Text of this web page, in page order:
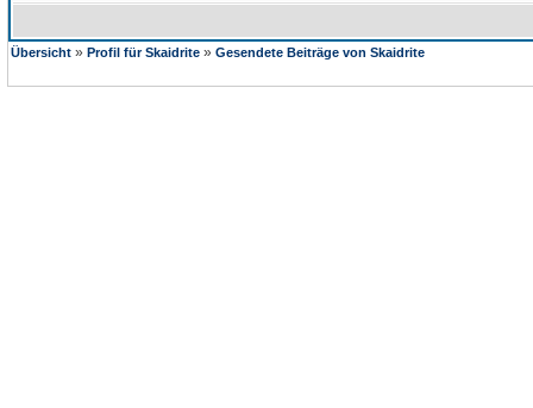
Übersicht » Profil für Skaidrite » Gesendete Beiträge von Skaidrite